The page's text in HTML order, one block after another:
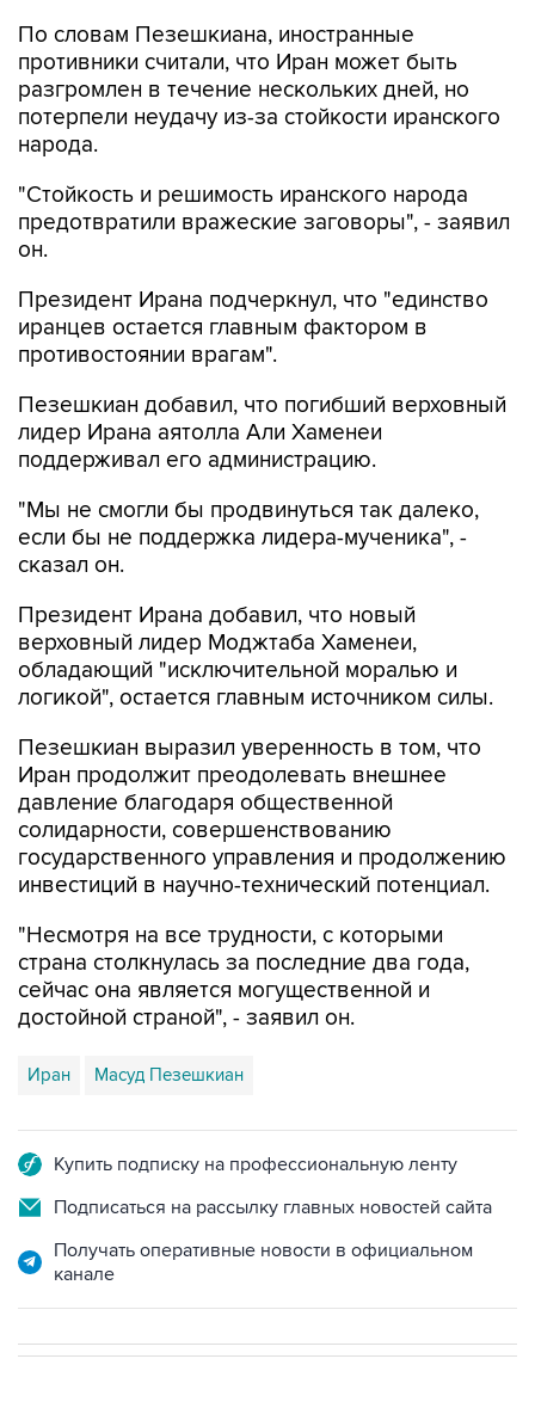
По словам Пезешкиана, иностранные
противники считали, что Иран может быть
разгромлен в течение нескольких дней, но
потерпели неудачу из-за стойкости иранского
народа.
"Стойкость и решимость иранского народа
предотвратили вражеские заговоры", - заявил
он.
Президент Ирана подчеркнул, что "единство
иранцев остается главным фактором в
противостоянии врагам".
Пезешкиан добавил, что погибший верховный
лидер Ирана аятолла Али Хаменеи
поддерживал его администрацию.
"Мы не смогли бы продвинуться так далеко,
если бы не поддержка лидера-мученика", -
сказал он.
Президент Ирана добавил, что новый
верховный лидер Моджтаба Хаменеи,
обладающий "исключительной моралью и
логикой", остается главным источником силы.
Пезешкиан выразил уверенность в том, что
Иран продолжит преодолевать внешнее
давление благодаря общественной
солидарности, совершенствованию
государственного управления и продолжению
инвестиций в научно-технический потенциал.
"Несмотря на все трудности, с которыми
страна столкнулась за последние два года,
сейчас она является могущественной и
достойной страной", - заявил он.
Иран Масуд Пезешкиан
Купить подписку на профессиональную ленту
Подписаться на рассылку главных новостей сайта
Получать оперативные новости в официальном
канале